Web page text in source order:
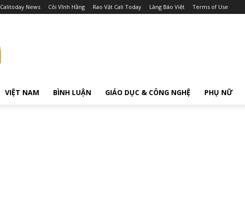
Calitoday News Cõi Vĩnh Hằng Rao Vặt Cali Today Làng Báo Việt Terms of Use
VIỆT NAM BÌNH LUẬN GIÁO DỤC & CÔNG NGHỆ PHỤ NỮ